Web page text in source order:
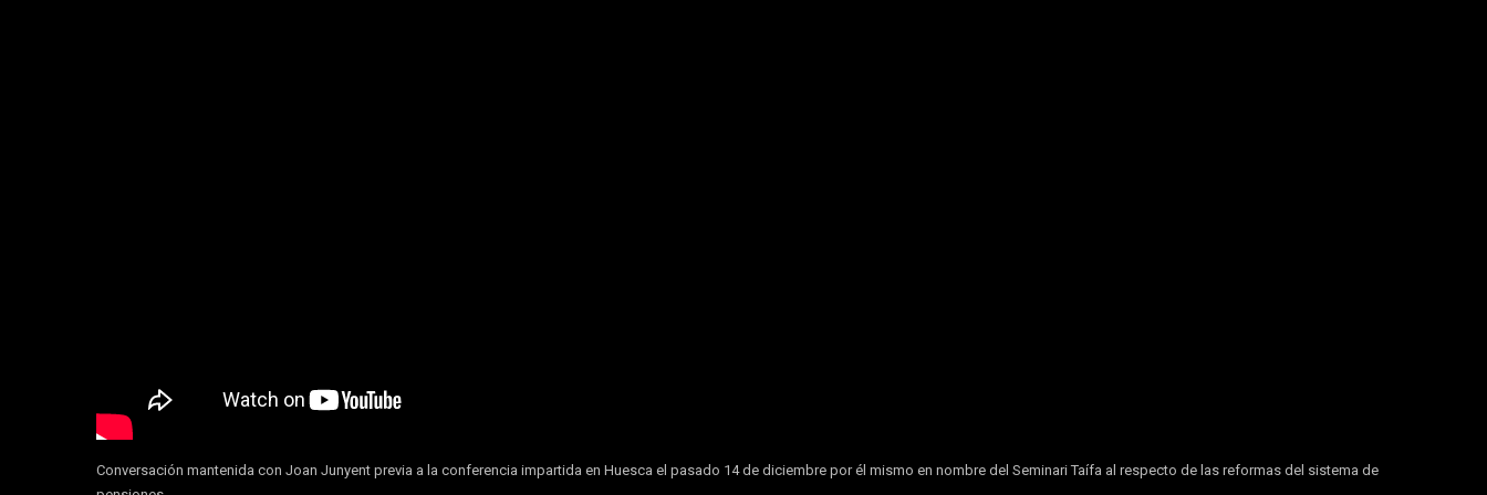
Conversación mantenida con Joan Junyent previa a la conferencia impartida en Huesca el pasado 14 de diciembre por él mismo en nombre del Seminari Taífa al respecto de las reformas del sistema de